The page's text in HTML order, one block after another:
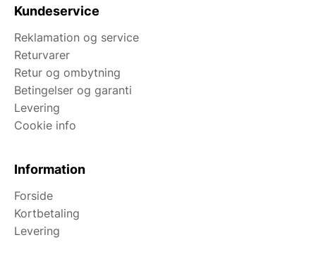
Kundeservice
Reklamation og service
Returvarer
Retur og ombytning
Betingelser og garanti
Levering
Cookie info
Information
Forside
Kortbetaling
Levering